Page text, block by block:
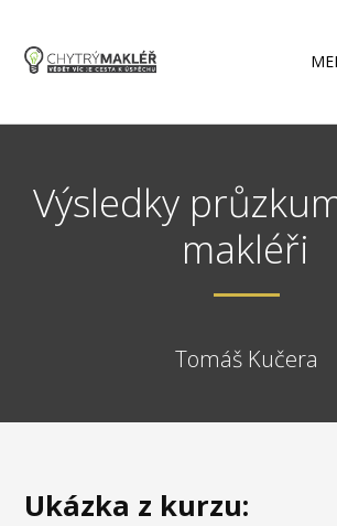
Výsledky
makléři
Tomáš Kučera
Ukázka z kurzu: